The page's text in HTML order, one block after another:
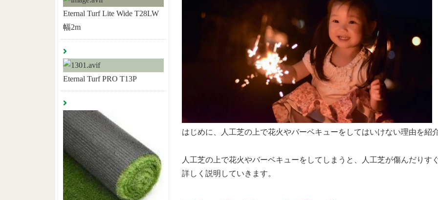
はじめに、人工芝の上で花火やバーベキューをしてはいけない理由を紹
人工芝の上で花火やバーベキューをしてしまうと、人工芝が傷んだりす
詳しく説明していきます。
Eternal Turf Lite Wide T28LW
幅2m
Eternal Turf PRO T13P